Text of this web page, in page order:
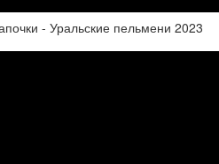
- Уральские пельмени 2023